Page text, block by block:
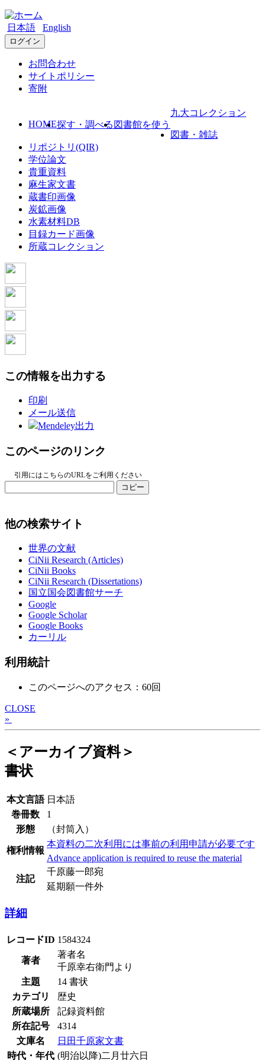
日本語 English
ログイン
お問合わせ
サイトポリシー
寄附
HOME探す・調べる 図書館を使う
九大コレクション
図書・雑誌
リポジトリ(QIR)
学位論文
貴重資料
麻生家文書
蔵書印画像
炭鉱画像
水素材料DB
目録カード画像
所蔵コレクション
この情報を出力する
印刷
メール送信
Mendeley出力
このページのリンク
引用にはこちらのURLをご利用ください
コピー
他の検索サイト
世界の文献
CiNii Research (Articles)
CiNii Books
CiNii Research (Dissertations)
国立国会図書館サーチ
Google
Google Scholar
Google Books
カーリル
利用統計
このページへのアクセス：60回
CLOSE
»
＜アーカイブ資料＞
書状
本文言語 日本語
巻冊数
1
形態
（封筒入）
権利情報
本資料の二次利用には事前の利用申請が必要です
Advance application is required to reuse the material
注記
千原藤一郎宛
延期願一件外
詳細
レコードID 1584324
著者
著者名
千原幸右衛門より
主題
14 書状
カテゴリ
歴史
所蔵場所
記録資料館
所在記号
4314
文庫名
日田千原家文書
時代・年代 (明治以降)二月廿六日